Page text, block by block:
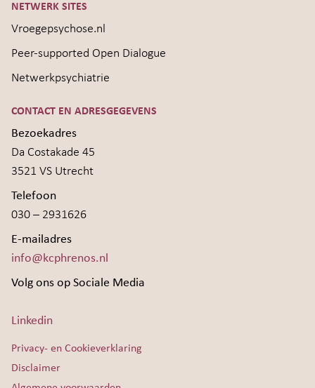
NETWERK SITES
Vroegepsychose.nl
Peer-supported Open Dialogue
Netwerkpsychiatrie
CONTACT EN ADRESGEGEVENS
Bezoekadres
Da Costakade 45
3521 VS Utrecht
Telefoon
030 – 2931626
E-mailadres
info@kcphrenos.nl
Volg ons op Sociale Media
Linkedin
Privacy- en Cookieverklaring
Disclaimer